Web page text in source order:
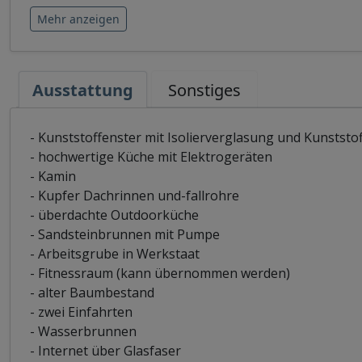
Mehr anzeigen
Ausstattung Sonstiges
- Kunststoffenster mit Isolierverglasung und
- hochwertige Küche mit Elektrogeräten
- Kamin
- Kupfer Dachrinnen und-fallrohre
- überdachte Outdoorküche
- Sandsteinbrunnen mit Pumpe
- Arbeitsgrube in Werkstaat
- Fitnessraum (kann übernommen werden)
- alter Baumbestand
- zwei Einfahrten
- Wasserbrunnen
- Internet über Glasfaser